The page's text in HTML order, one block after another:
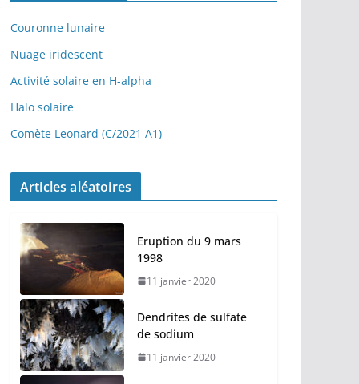
é
o
Couronne lunaire
Nuage iridescent
Activité solaire en H-alpha
Halo solaire
Comète Leonard (C/2021 A1)
Articles aléatoires
Eruption du 9 mars
1998
11 janvier 2020
Dendrites de sulfate
de sodium
11 janvier 2020